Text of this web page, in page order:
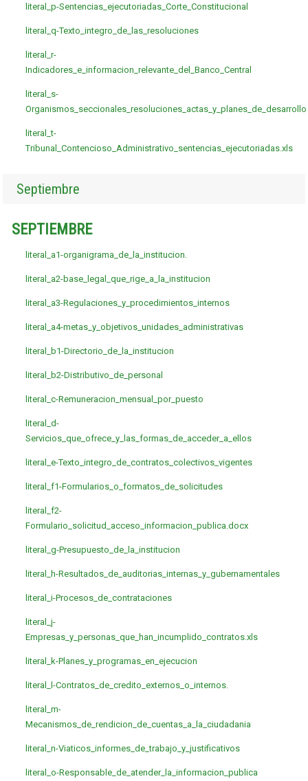
literal_p-Sentencias_ejecutoriadas_Corte_Constitucional
literal_q-Texto_integro_de_las_resoluciones
literal_r-
Indicadores_e_informacion_relevante_del_Banco_Central
literal_s-
Organismos_seccionales_resoluciones_actas_y_planes_de_desarrollo
literal_t-
Tribunal_Contencioso_Administrativo_sentencias_ejecutoriadas.xls
Septiembre
SEPTIEMBRE
literal_a1-organigrama_de_la_institucion.
literal_a2-base_legal_que_rige_a_la_institucion
literal_a3-Regulaciones_y_procedimientos_internos
literal_a4-metas_y_objetivos_unidades_administrativas
literal_b1-Directorio_de_la_institucion
literal_b2-Distributivo_de_personal
literal_c-Remuneracion_mensual_por_puesto
literal_d-
Servicios_que_ofrece_y_las_formas_de_acceder_a_ellos
literal_e-Texto_integro_de_contratos_colectivos_vigentes
literal_f1-Formularios_o_formatos_de_solicitudes
literal_f2-
Formulario_solicitud_acceso_informacion_publica.docx
literal_g-Presupuesto_de_la_institucion
literal_h-Resultados_de_auditorias_internas_y_gubernamentales
literal_i-Procesos_de_contrataciones
literal_j-
Empresas_y_personas_que_han_incumplido_contratos.xls
literal_k-Planes_y_programas_en_ejecucion
literal_l-Contratos_de_credito_externos_o_internos.
literal_m-
Mecanismos_de_rendicion_de_cuentas_a_la_ciudadania
literal_n-Viaticos_informes_de_trabajo_y_justificativos
literal_o-Responsable_de_atender_la_informacion_publica